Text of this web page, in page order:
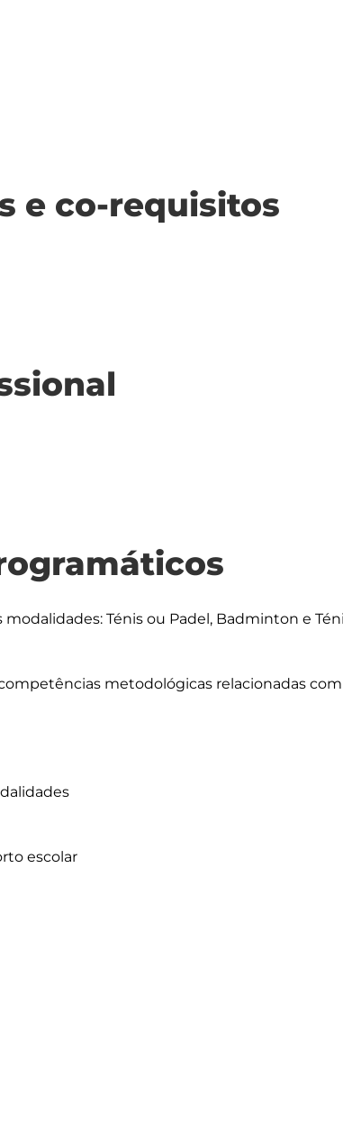
e co-requisitos
Ténis ou Padel, Badminton e
metodológicas relacionadas